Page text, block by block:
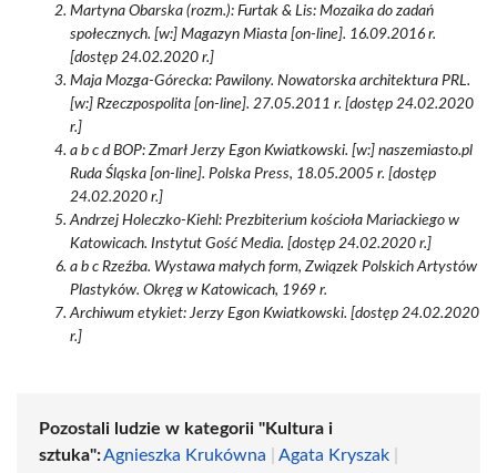
Martyna Obarska (rozm.): Furtak & Lis: Mozaika do zadań
społecznych. [w:] Magazyn Miasta [on-line]. 16.09.2016 r.
[dostęp 24.02.2020 r.]
Maja Mozga-Górecka: Pawilony. Nowatorska architektura PRL.
[w:] Rzeczpospolita [on-line]. 27.05.2011 r. [dostęp 24.02.2020
r.]
a b c d BOP: Zmarł Jerzy Egon Kwiatkowski. [w:] naszemiasto.pl
Ruda Śląska [on-line]. Polska Press, 18.05.2005 r. [dostęp
24.02.2020 r.]
Andrzej Holeczko-Kiehl: Prezbiterium kościoła Mariackiego w
Katowicach. Instytut Gość Media. [dostęp 24.02.2020 r.]
a b c Rzeźba. Wystawa małych form, Związek Polskich Artystów
Plastyków. Okręg w Katowicach, 1969 r.
Archiwum etykiet: Jerzy Egon Kwiatkowski. [dostęp 24.02.2020
r.]
Pozostali ludzie w kategorii "Kultura i
sztuka":Agnieszka Krukówna Agata Kryszak